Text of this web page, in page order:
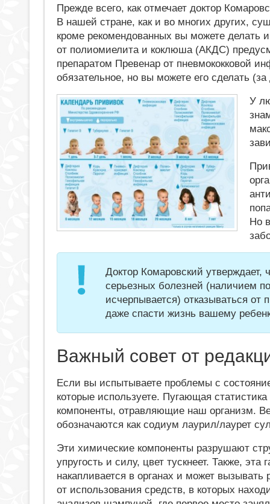
Прежде всего, как отмечает доктор
В нашей стране, как и во многих других,
кроме рекомендованных вы можете делать
от полиомиелита и коклюша (АКДС)
препаратом Превенар от пневмококковой
обязательное, но вы можете его сделать
У
Но
Доктор Комаровский утверждает,
серьезных болезней (наличием
исчерпывается) отказываться от
даже спасти жизнь вашему
Важный совет от
Если вы испытываете проблемы с
которые используете. Пугающая
компоненты, отравляющие наш организм.
обозначаются как содиум лаурил/лаурет
Эти химические компоненты разрушают
упругость и силу, цвет тускнеет. Также, эта
накапливается в органах и может
от использования средств, в которых